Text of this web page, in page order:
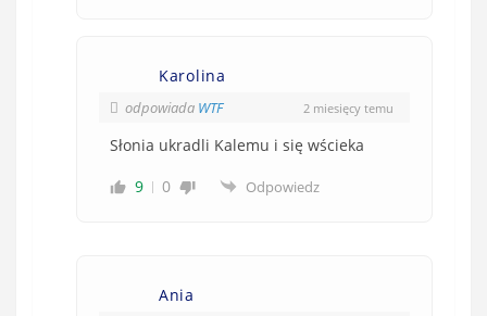
Karolina
odpowiada WTF 2 miesięcy temu
Słonia ukradli Kalemu i się wścieka
9
0 Odpowiedz
Ania